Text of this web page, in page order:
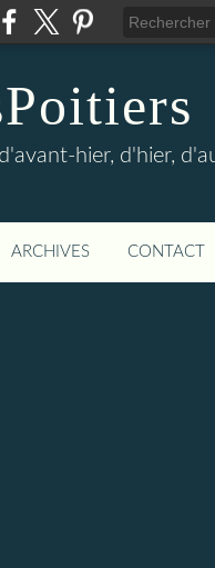
hier, d'hier,
ARCHIVES CONTACT